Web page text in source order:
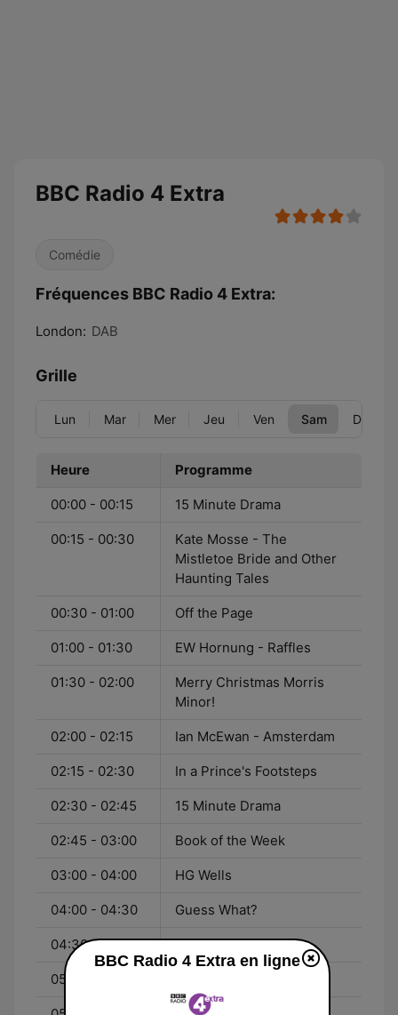
BBC Radio 4 Extra
Comédie
Fréquences BBC Radio 4 Extra:
London: DAB
Grille
Lun Mar Mer Jeu Ven Sam Dim
Heure Programme
00:00 - 00:15 15 Minute Drama
00:15 - 00:30
Kate Mosse - The
Mistletoe Bride and Other
Haunting Tales
00:30 - 01:00 Off the Page
01:00 - 01:30 EW Hornung - Raffles
01:30 - 02:00
Merry Christmas Morris
Minor!
02:00 - 02:15 Ian McEwan - Amsterdam
02:15 - 02:30 In a Prince's Footsteps
02:30 - 02:45 15 Minute Drama
02:45 - 03:00 Book of the Week
03:00 - 04:00 HG Wells
04:00 - 04:30 Guess What?
04:30 - 05:00 Life in London
05:00 - 05:30
BBC Radio 4 Extra en ligne